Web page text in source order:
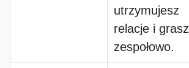
utrzymujesz
relacje i grasz
zespołowo.